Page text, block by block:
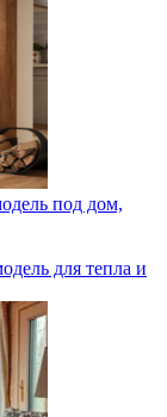
под дом,
для тепла и